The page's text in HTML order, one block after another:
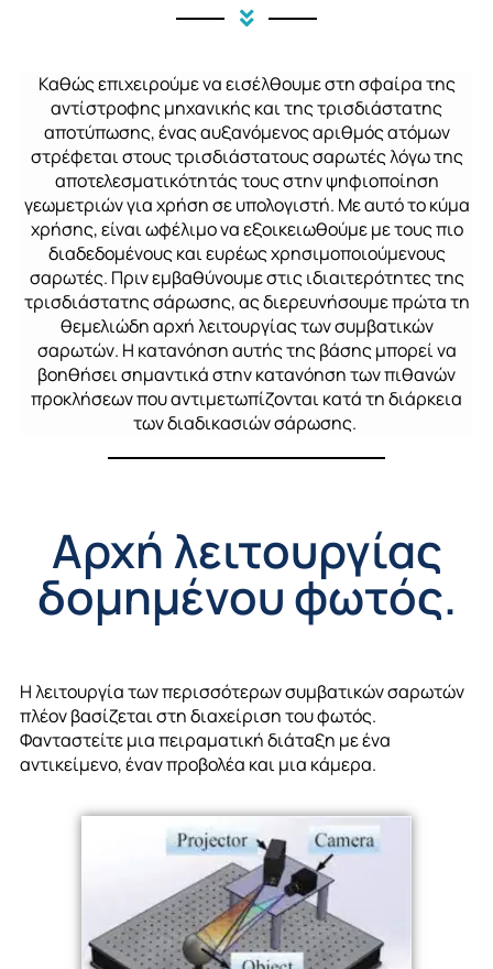
Καθώς επιχειρούμε να εισέλθουμε στη σφαίρα της
αντίστροφης μηχανικής και της τρισδιάστατης
αποτύπωσης, ένας αυξανόμενος αριθμός ατόμων
στρέφεται στους τρισδιάστατους σαρωτές λόγω της
αποτελεσματικότητάς τους στηνψηφιοποίηση
γεωμετριών για χρήση σε υπολογιστή. Με αυτό το κύμα
χρήσης, είναι ωφέλιμο να εξοικειωθούμε με τους πιο
διαδεδομένους και ευρέως χρησιμοποιούμενους
σαρωτές. Πριν εμβαθύνουμε στις ιδιαιτερότητες της
τρισδιάστατης σάρωσης, ας διερευνήσουμε πρώτα τη
θεμελιώδη αρχή λειτουργίας των συμβατικών
σαρωτών. Η κατανόηση αυτής της βάσης μπορεί να
βοηθήσει σημαντικά στην κατανόηση των πιθανών
προκλήσεων που αντιμετωπίζονται κατά τη διάρκεια
των διαδικασιών σάρωσης.
Αρχή λειτουργίας
δομημένου φωτός.
Η λειτουργία των περισσότερων συμβατικών σαρωτών
πλέον βασίζεται στη διαχείριση του φωτός.
Φανταστείτε μια πειραματική διάταξη με ένα
αντικείμενο, έναν προβολέα και μια κάμερα.